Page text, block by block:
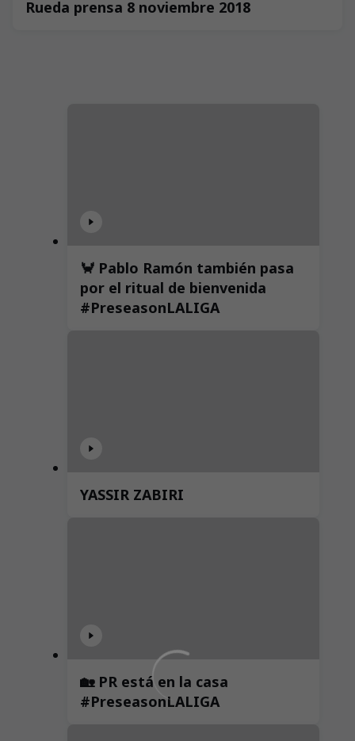
Rueda prensa 8 noviembre 2018
🦀 Pablo Ramón también pasa
por el ritual de bienvenida
#PreseasonLALIGA
YASSIR ZABIRI
🏡 PR está en la casa
#PreseasonLALIGA